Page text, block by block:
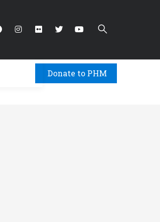
Donate to PHM